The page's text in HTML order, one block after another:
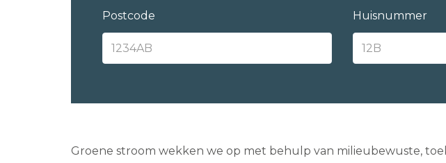
Postcode Huisnummer
Groene stroom wekken we op met behulp van milieubewuste,